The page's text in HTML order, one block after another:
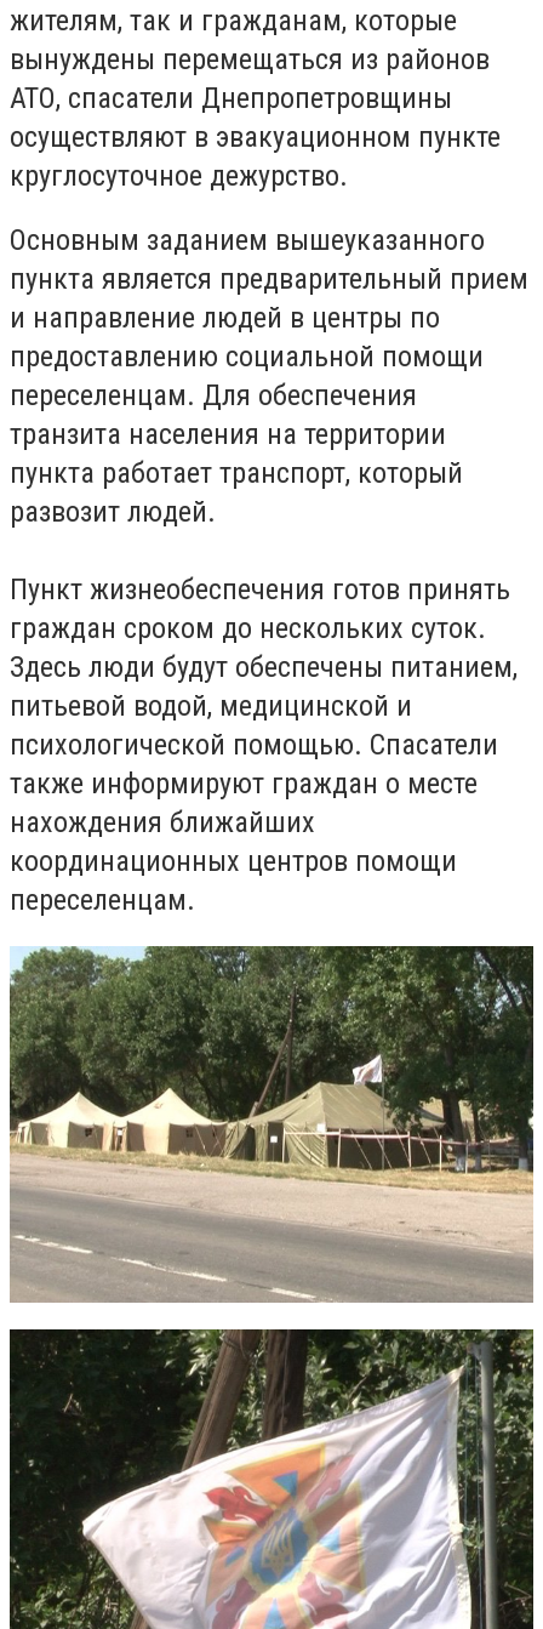
жителям, так и гражданам, которые
вынуждены перемещаться из районов
АТО, спасатели Днепропетровщины
осуществляют в эвакуационном пункте
круглосуточное дежурство.
Основным заданием вышеуказанного
пункта является предварительный прием
и направление людей в центры по
предоставлению социальной помощи
переселенцам. Для обеспечения
транзита населения на территории
пункта работает транспорт, который
развозит людей.
Пункт жизнеобеспечения готов принять
граждан сроком до нескольких суток.
Здесь люди будут обеспечены питанием,
питьевой водой, медицинской и
психологической помощью. Спасатели
также информируют граждан о месте
нахождения ближайших
координационных центров помощи
переселенцам.